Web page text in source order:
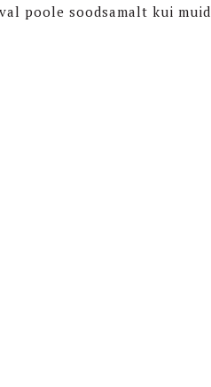
poole soodsamalt kui